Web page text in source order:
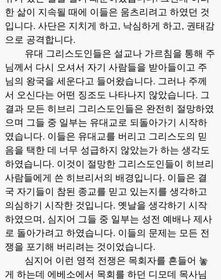
한 삶이 지속될 때에 이들은 움츠리려고 하였던 것
입니다. 사단은 지치게 하고, 낙심하게 하고, 권태감
으로 공격합니다.
유대 그리스도인들은 설교나 가르침을 통해 주
님께서 다시 오셔서 자기 사람들을 받아들이고 주
님의 왕국을 세운다고 들어왔습니다. 그러나 주께
서 오신다는 어떤 징조도 나타나지 않았습니다. 그
결과 모든 히브리 그리스도인들은 완전히 절망하였
으며 그들 중 일부는 유대교로 되돌아가기 시작하
였습니다. 이들은 유대교를 버리고 그리스도의 믿
음을 택한 데 너무 성급하지 않았는가 하는 생각도
하였습니다. 이것이 절망한 그리스도인들이 히브리
사람들에게 쓴 히브리서의 배경입니다. 이들은 결
국 자기들이 참된 종교를 믿고 있는지를 생각하고
의심하기 시작한 것입니다. 옛날을 생각하기 시작
하였으며 , 심지어 그들 중 일부는 성전 예배나 제사
로 돌아가려고 하였습니다. 이들의 문제는 모든 전
쟁을 포기해 버리려는 것이었습니다.
심지어 이런 영적 전쟁은 목회자를 흔들어 놓
게 하는데 에베소에서 목회를 하던 디모데 목사님